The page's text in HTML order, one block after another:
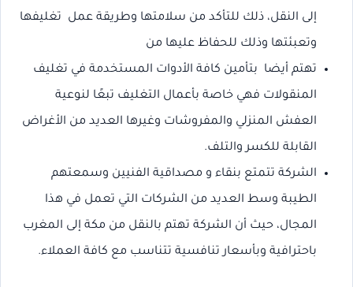
إلى النقل، ذلك للتأكد من سلامتها وطريقة عمل تغليفها
وتعبئتها وذلك للحفاظ عليها من
تهتم أيضا بتأمين كافة الأدوات المستخدمة في تغليف
المنقولات فهي خاصة بأعمال التغليف تبعًا لنوعية
العفش المنزلي والمفروشات وغيرها العديد من الأغراض
القابلة للكسر والتلف.
الشركة تتمتع بنقاء و مصداقية الفنيين وسمعتهم
الطيبة وسط العديد من الشركات التي تعمل في هذا
المجال، حيث أن الشركة تهتم بالنقل من مكة إلى المغرب
باحترافية وبأسعار تنافسية تتناسب مع كافة العملاء.